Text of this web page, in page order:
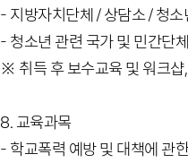
- 지방자치단체 / 상담소 / 청
- 청소년 관련 국가 및 민간단
※ 취득 후 보수교육 및 워크
8. 교육과목
- 학교폭력 예방 및 대책에 관